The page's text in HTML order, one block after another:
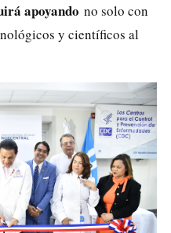
apoyando no solo con
y científicos al